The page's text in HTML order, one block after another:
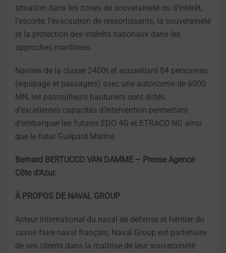
situation dans les zones de souveraineté ou d’intérêt,
l’escorte, l’évacuation de ressortissants, la souveraineté
et la protection des intérêts nationaux dans les
approches maritimes.
Navires de la classe 2400t et accueillant 84 personnes
(équipage et passagers) avec une autonomie de 6000
MN, les patrouilleurs hauturiers sont dotés
d’excellentes capacités d’intervention permettant
d’embarquer les futures EDO 4G et ETRACO NG ainsi
que le futur Guépard Marine.
Bernard BERTUCCO VAN DAMME – Presse Agence
Côte d’Azur.
À PROPOS DE NAVAL GROUP
Acteur international du naval de défense et héritier du
savoir-faire naval français, Naval Group est partenaire
de ses clients dans la maîtrise de leur souveraineté